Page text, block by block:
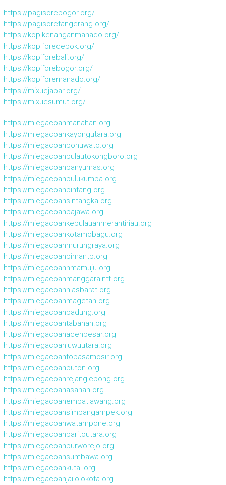
https://pagisorebogor.org/
https://pagisoretangerang.org/
https://kopikenanganmanado.org/
https://kopiforedepok.org/
https://kopiforebali.org/
https://kopiforebogor.org/
https://kopiforemanado.org/
https://mixuejabar.org/
https://mixuesumut.org/
https://miegacoanmanahan.org
https://miegacoankayongutara.org
https://miegacoanpohuwato.org
https://miegacoanpulautokongboro.org
https://miegacoanbanyumas.org
https://miegacoanbulukumba.org
https://miegacoanbintang.org
https://miegacoansintangka.org
https://miegacoanbajawa.org
https://miegacoankepulauanmerantiriau.org
https://miegacoankotamobagu.org
https://miegacoanmurungraya.org
https://miegacoanbimantb.org
https://miegacoannmamuju.org
https://miegacoanmanggaraintt.org
https://miegacoanniasbarat.org
https://miegacoanmagetan.org
https://miegacoanbadung.org
https://miegacoantabanan.org
https://miegacoanacehbesar.org
https://miegacoanluwuutara.org
https://miegacoantobasamosir.org
https://miegacoanbuton.org
https://miegacoanrejanglebong.org
https://miegacoanasahan.org
https://miegacoanempatlawang.org
https://miegacoansimpangampek.org
https://miegacoanwatampone.org
https://miegacoanbaritoutara.org
https://miegacoanpurworejo.org
https://miegacoansumbawa.org
https://miegacoankutai.org
https://miegacoanjailolokota.org